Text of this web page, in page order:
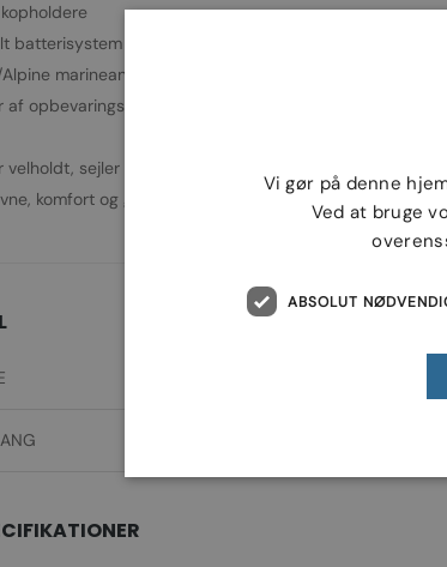
batterisystem
marineanlæg med forstærker
af opbevaringsplads
velholdt, sejler som den skal og er klar til en ny ejer. En
komfort og gode oplevelser på vandet.
Vi gør på denne
Ved at bruge
ABSOLUT